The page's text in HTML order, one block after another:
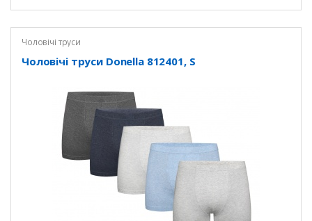
Чоловічі труси
Чоловічі труси Donella 812401, S